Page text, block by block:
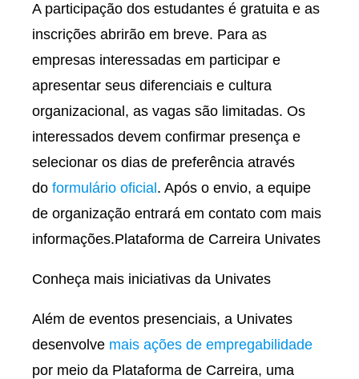
A participação dos estudantes é gratuita e as
inscrições abrirão em breve. Para as
empresas interessadas em participar e
apresentar seus diferenciais e cultura
organizacional, as vagas são limitadas. Os
interessados devem confirmar presença e
selecionar os dias de preferência através
do formulário oficial . Após o envio, a equipe
de organização entrará em contato com mais
informações.Plataforma de Carreira Univates
Conheça mais iniciativas da Univates
Além de eventos presenciais, a Univates
desenvolve mais ações de empregabilidade
por meio da Plataforma de Carreira, uma